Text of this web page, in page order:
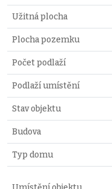
Užitná plocha
Plocha pozemku
Počet podlaží
Podlaží umístění
Stav objektu
Budova
Typ domu